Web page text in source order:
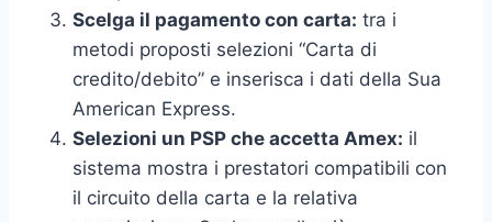
Scelga il pagamento con carta: tra i
metodi proposti selezioni “Carta di
credito/debito” e inserisca i dati della Sua
American Express.
Selezioni un PSP che accetta Amex: il
sistema mostra i prestatori compatibili con
il circuito della carta e la relativa